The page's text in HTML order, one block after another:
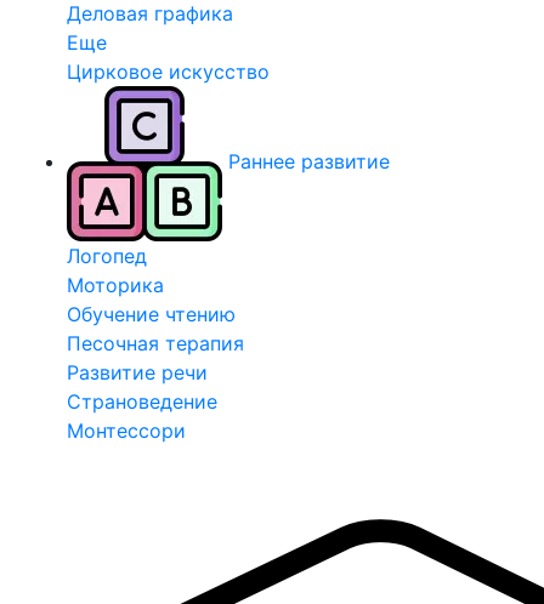
Деловая графика
Еще
Цирковое искусство
Раннее развитие
Логопед
Моторика
Обучение чтению
Песочная терапия
Развитие речи
Страноведение
Монтессори